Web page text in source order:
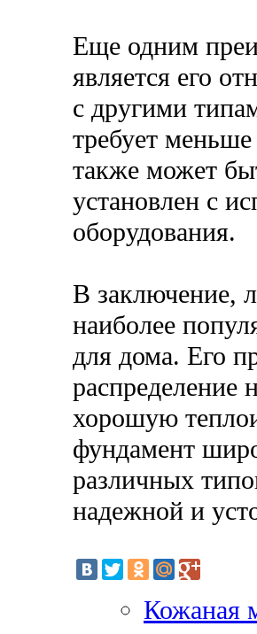
Еще одним
является его
с другими
требует меньше
также может
установлен с
оборудования.
В заключение,
наиболее
для дома. Его
распределение
хорошую
фундамент
различных
надежной и
Кожаная